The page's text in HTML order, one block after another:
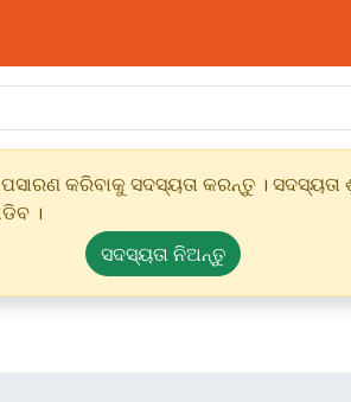
କରିବାକୁ ସଦସ୍ୟତା କରନ୍ତୁ । ସଦସ୍ୟତା
।
ସଦସ୍ୟତା ନିଅନ୍ତୁ